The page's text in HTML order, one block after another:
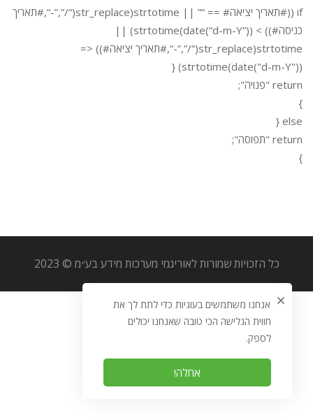
if ((#תאריך יציאה# == “” || strtotime(str_replace(“/”,”-“,#תאריך
כניסה#)) > strtotime(date(“d-m-Y”))) ||
strtotime(str_replace(“/”,”-“,#תאריך יציאה#)) <=
strtotime(date("d-m-Y"))) {
return "פנויה";
}
else {
return "תפוסה";
}
כל הזכויות שמורות לאוריגמי מערכות מידע בע״מ © 2023
אנחנו משתמשים בעוגיות כדי לתת לך את
חווית הגלישה הכי טובה שאנחנו יכולים
לספק.
אחלה!